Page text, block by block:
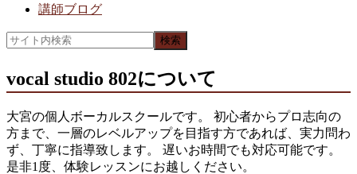
講師ブログ
vocal studio 802について
大宮の個人ボーカルスクールです。 初心者からプロ志向の
方まで、一層のレベルアップを目指す方であれば、実力問わ
ず、丁寧に指導致します。 遅いお時間でも対応可能です。
是非1度、体験レッスンにお越しください。